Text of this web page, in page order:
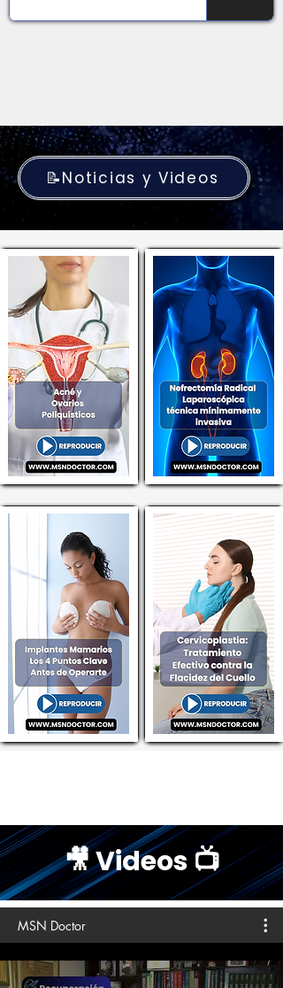
📝Noticias y Videos
🎥 Videos 📺
MSN Doctor